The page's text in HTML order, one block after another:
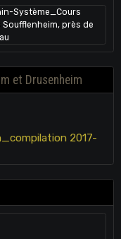
et Drusenheim
2017-